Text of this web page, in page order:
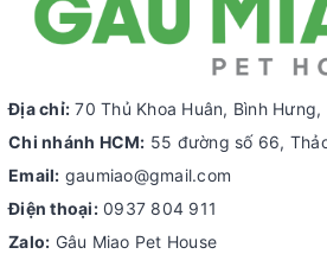
Địa chỉ: 70 Thủ Khoa Huân, Bình
Chi nhánh HCM: 55 đường số 66,
Email: gaumiao@gmail.com
Điện thoại: 0937 804 911
Zalo: Gâu Miao Pet House